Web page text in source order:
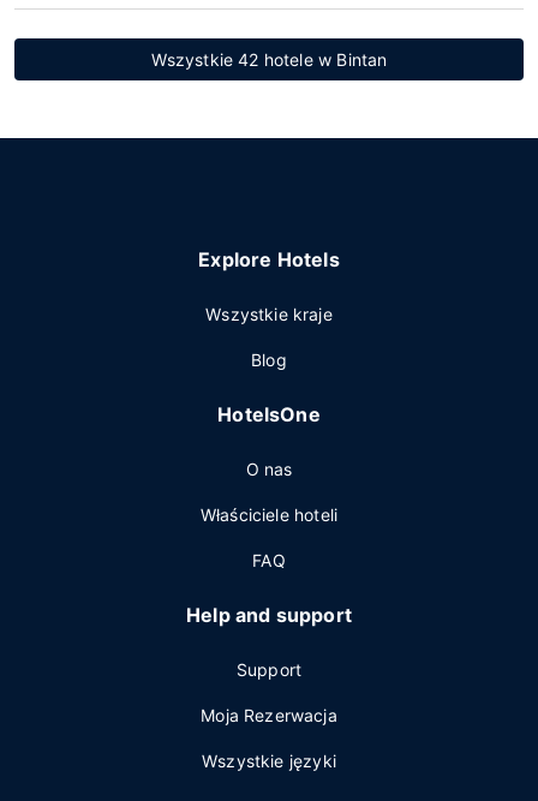
Wszystkie 42 hotele w Bintan
Explore Hotels
Wszystkie kraje
Blog
HotelsOne
O nas
Właściciele hoteli
FAQ
Help and support
Support
Moja Rezerwacja
Wszystkie języki